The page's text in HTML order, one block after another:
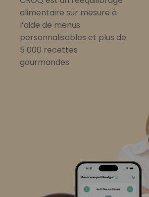
alimentaire sur mesure à
l’aide de menus
personnalisables et plus de
5 000 recettes
gourmandes